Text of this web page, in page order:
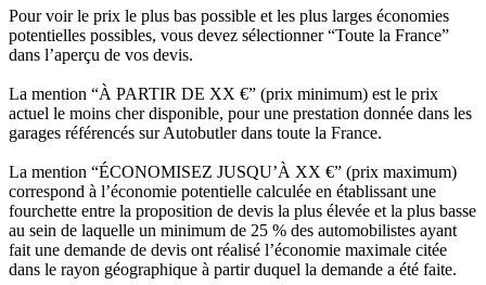
Pour voir le prix le plus bas possible et les plus larges économies
potentielles possibles, vous devez sélectionner “Toute la France”
dans l’aperçu de vos devis.
La mention “À PARTIR DE XX €” (prix minimum) est le prix
actuel le moins cher disponible, pour une prestation donnée dans les
garages référencés sur Autobutler dans toute la France.
La mention “ÉCONOMISEZ JUSQU’À XX €” (prix maximum)
correspond à l’économie potentielle calculée en établissant une
fourchette entre la proposition de devis la plus élevée et la plus basse
au sein de laquelle un minimum de 25 % des automobilistes ayant
fait une demande de devis ont réalisé l’économie maximale citée
dans le rayon géographique à partir duquel la demande a été faite.